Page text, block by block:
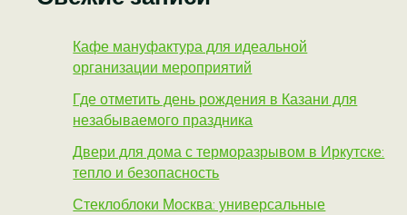
Кафе мануфактура для идеальной
организации мероприятий
Где отметить день рождения в Казани для
незабываемого праздника
Двери для дома с терморазрывом в Иркутске:
тепло и безопасность
Стеклоблоки Москва: универсальные